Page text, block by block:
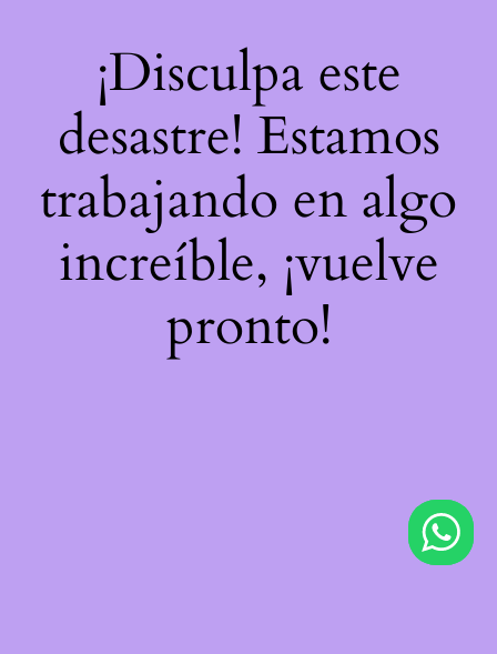
¡Disculpa este
desastre! Estamos
trabajando en algo
increíble, ¡vuelve
pronto!